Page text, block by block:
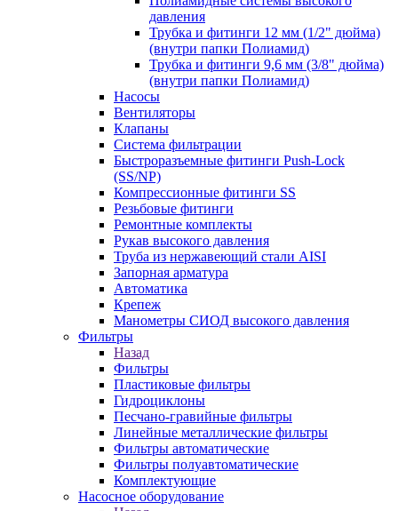
давления
Трубка и фитинги 12 мм (1/2" дюйма)
(внутри папки Полиамид)
Трубка и фитинги 9,6 мм (3/8" дюйма)
(внутри папки Полиамид)
Насосы
Вентиляторы
Клапаны
Система фильтрации
Быстроразъемные фитинги Push-Lock
(SS/NP)
Компрессионные фитинги SS
Резьбовые фитинги
Ремонтные комплекты
Рукав высокого давления
Труба из нержавеющий стали AISI
Запорная арматура
Автоматика
Крепеж
Манометры СИОД высокого давления
Фильтры
Назад
Фильтры
Пластиковые фильтры
Гидроциклоны
Песчано-гравийные фильтры
Линейные металлические фильтры
Фильтры автоматические
Фильтры полуавтоматические
Комплектующие
Насосное оборудование